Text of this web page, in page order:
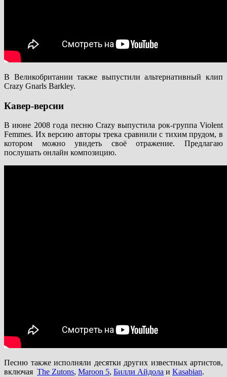
В Великобритании также выпустили альтернативный клип
Crazy Gnarls Barkley.
Кавер-версии
В июне 2008 года песню Crazy выпустила рок-группа Violent
Femmes. Их версию авторы трека сравнили с тихим прудом, в
котором можно увидеть своё отражение. Предлагаю
послушать онлайн композицию.
Песню также исполняли десятки других известных артистов,
включая The Zutons, Maroon 5, Билли Айдола и Kasabian.